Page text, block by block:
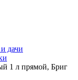
дачи
1 л прямой, Бриг